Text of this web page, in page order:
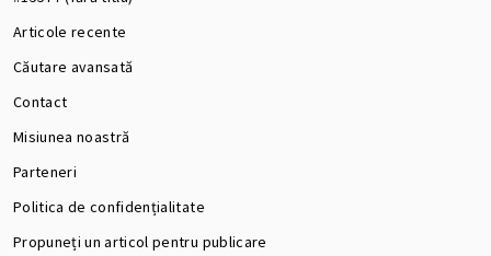
Articole recente
Căutare avansată
Contact
Misiunea noastră
Parteneri
Politica de confidențialitate
Propuneți un articol pentru publicare